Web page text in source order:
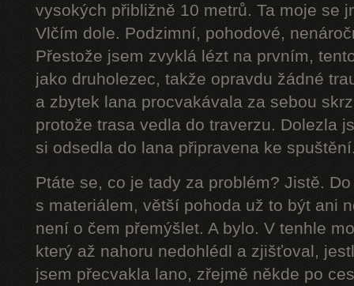
vysokých přibližně 10 metrů. Ta moje se
Vlčím dole. Podzimní, pohodové,
Přestože jsem zvyklá lézt na prvním,
jako druholezec, takže opravdu žádné
a zbytek lana procvakávala za sebou
protože trasa vedla do traverzu. Dolezla
si odsedla do lana připravena ke
Ptáte se, co je tady za problém? Jistě.
s materiálem, větší pohoda už to být ani
není o čem přemýšlet. A bylo. V tenhle
který až nahoru nedohlédl a zjišťoval,
jsem přecvakla lano, zřejmě někde po